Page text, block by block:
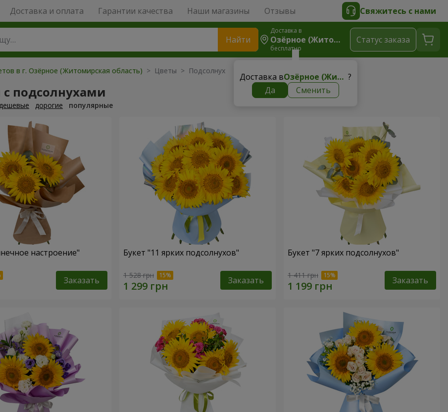
Доставка и оплата Гарантии качества Наши магазины Отзывы Свяжитесь с нами
Найти
Доставка в
Озёрное (Житомирская Область)
бесплатно
Доставка в Озёрное (Житомирская область) ?
Да
Сменить
Cтатус заказа
в г. Озёрное (Житомирская область) > Цветы > Подсолнух
с подсолнухами
дешевые дорогие популярные
настроение"
Заказать
Букет "11 ярких подсолнухов"
1 528 грн Заказать
Букет "7 ярких подсолнухов"
1 411 грн Заказать